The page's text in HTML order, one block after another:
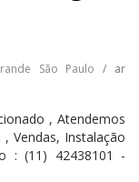
São Paulo / ar
, Atendemos
Vendas, Instalação
: (11) 42438101 -